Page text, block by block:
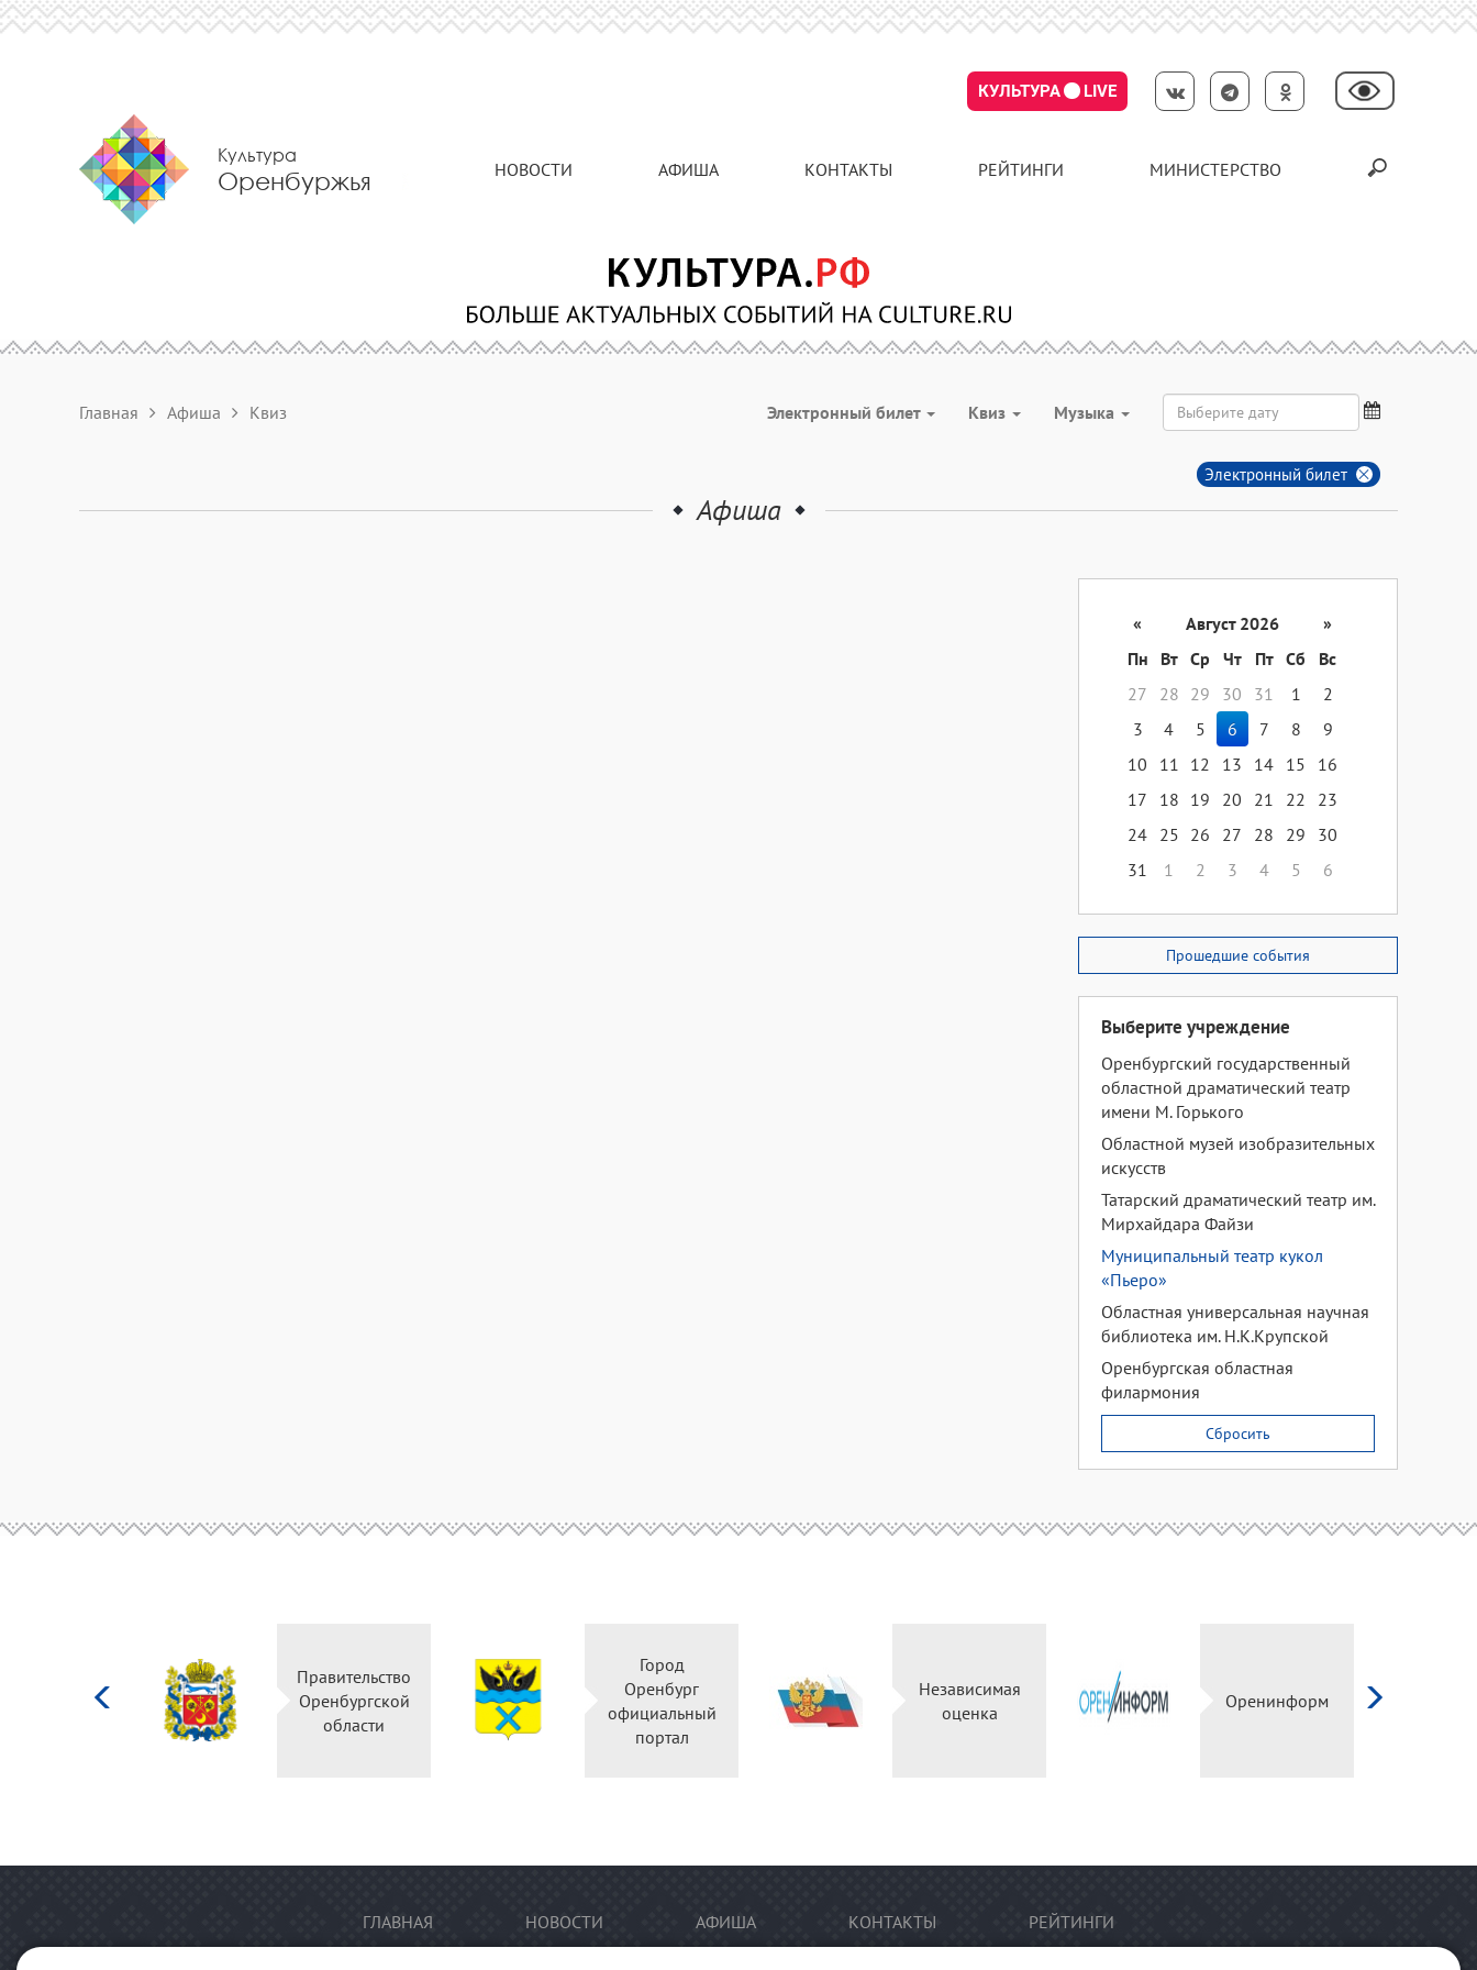
КУЛЬТУРА LIVE
Культура
Оренбуржья НОВОСТИ АФИША КОНТАКТЫ РЕЙТИНГИ МИНИСТЕРСТВО
Главная Афиша Квиз Электронный билет Квиз Музыка
Электронный билет
Афиша
« Август 2026
»
Пн
Вт Ср Чт Пт Сб
Вс
27
28 29 30 31 1
2
3
4 5 6 7 8
9
10
11 12 13 14 15
16
17
18 19 20 21 22
23
24 25 26 27 28 29
30
31
1 2 3 4 5 6
Прошедшие события
Выберите учреждение
Оренбургский государственный
областной драматический театр
имени М. Горького
Областной музей изобразительных
искусств
Татарский драматический театр им.
Мирхайдара Файзи
Муниципальный театр кукол
«Пьеро»
Областная универсальная научная
библиотека им. Н.К.Крупской
Оренбургская областная
филармония
Сбросить
Правительство
Оренбургской
области
Город
Оренбург
официальный
портал
Независимая
оценка
Оренинформ
ГЛАВНАЯ НОВОСТИ АФИША КОНТАКТЫ РЕЙТИНГИ